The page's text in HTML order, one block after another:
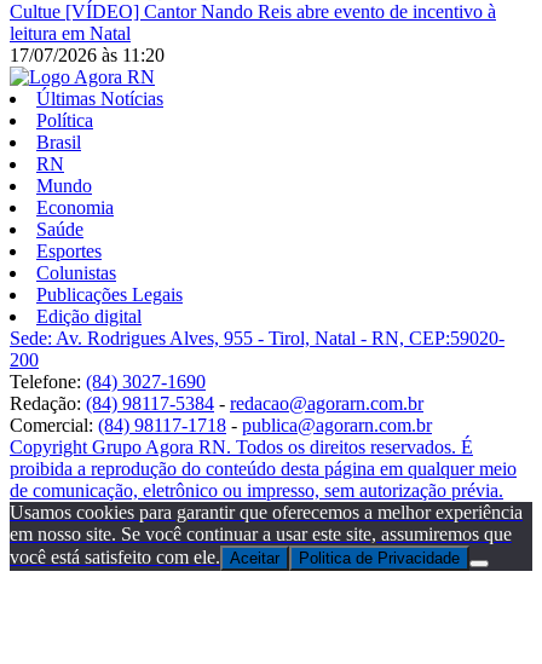
Cultue [VÍDEO] Cantor Nando Reis abre evento de incentivo à
leitura em Natal
17/07/2026 às 11:20
Últimas Notícias
Política
Brasil
RN
Mundo
Economia
Saúde
Esportes
Colunistas
Publicações Legais
Edição digital
Sede: Av. Rodrigues Alves, 955 - Tirol, Natal - RN, CEP:59020-
200
Telefone: (84) 3027-1690
Redação: (84) 98117-5384 - redacao@agorarn.com.br
Comercial: (84) 98117-1718 - publica@agorarn.com.br
Copyright Grupo Agora RN. Todos os direitos reservados. É
proibida a reprodução do conteúdo desta página em qualquer meio
de comunicação, eletrônico ou impresso, sem autorização prévia.
Usamos cookies para garantir que oferecemos a melhor experiência
em nosso site. Se você continuar a usar este site, assumiremos que
você está satisfeito com ele. Aceitar Politica de Privacidade